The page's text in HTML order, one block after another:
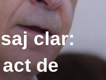
clar:
de